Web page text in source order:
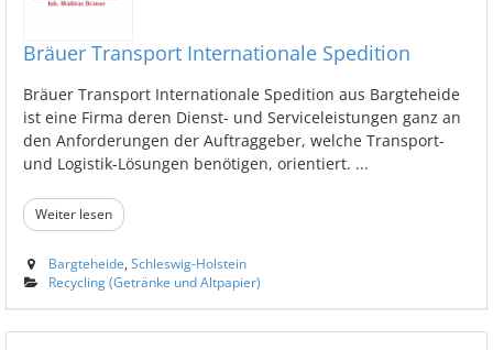
Bräuer Transport Internationale Spedition
Bräuer Transport Internationale Spedition aus Bargteheide
ist eine Firma deren Dienst- und Serviceleistungen ganz an
den Anforderungen der Auftraggeber, welche Transport-
und Logistik-Lösungen benötigen, orientiert. ...
Weiter lesen
Bargteheide, Schleswig-Holstein
Recycling (Getränke und Altpapier)